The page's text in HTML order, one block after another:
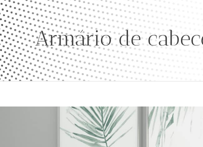
Armário de